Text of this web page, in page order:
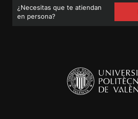
¿Necesitas que te atiendan
en persona?